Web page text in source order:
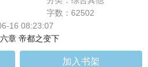
字数：62502
16 08:23:07
章 帝都之变下
加入书架